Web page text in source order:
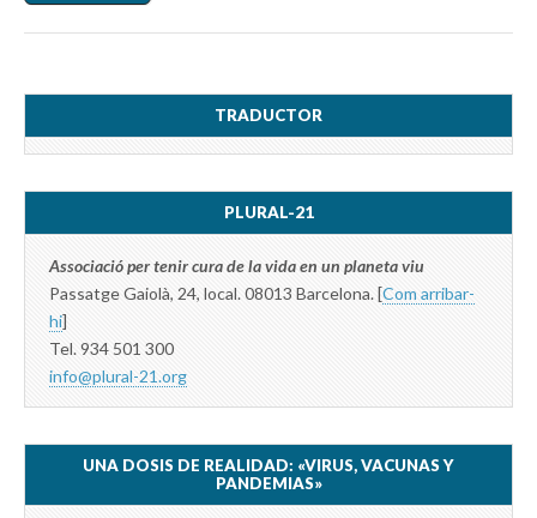
TRADUCTOR
PLURAL-21
Associació per tenir cura de la vida en un planeta viu
Passatge Gaiolà, 24, local. 08013 Barcelona. [Com arribar-
hi]
Tel. 934 501 300
info@plural-21.org
UNA DOSIS DE REALIDAD: «VIRUS, VACUNAS Y
PANDEMIAS»